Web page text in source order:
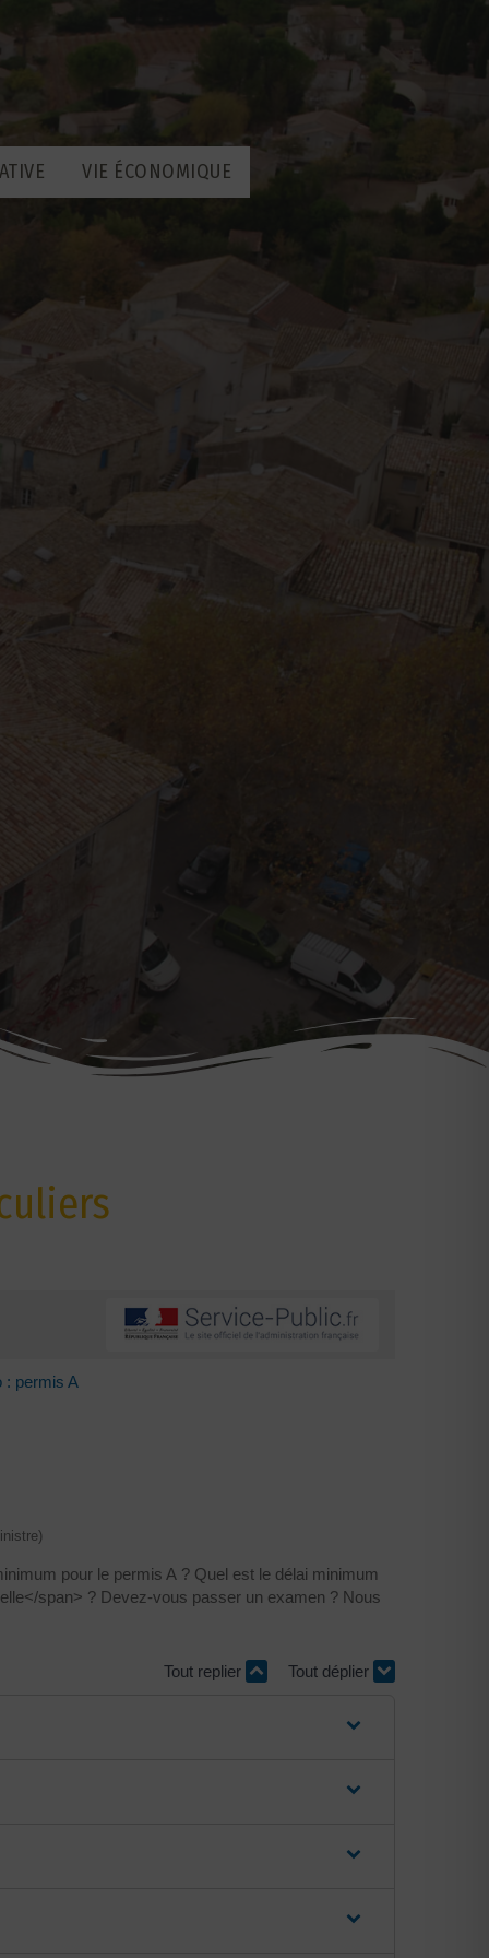
VIE ÉCONOMIQUE
: permis A
pour le permis A ? Quel est le délai minimum
span> ? Devez-vous passer un examen ? Nous
Tout replier Tout déplier